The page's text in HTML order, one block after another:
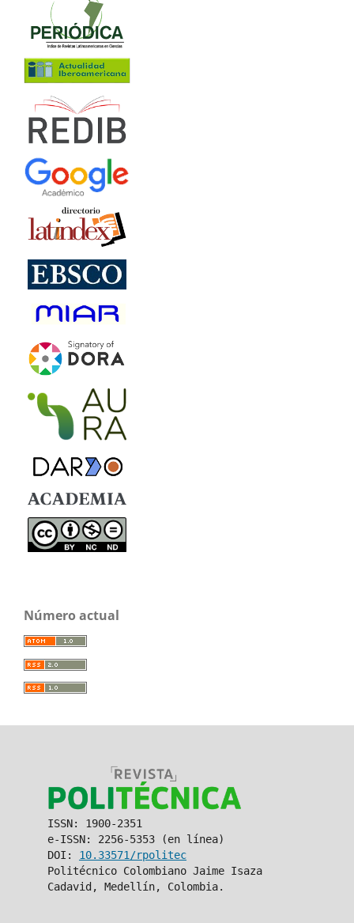
Número actual
ISSN: 1900-2351
e-ISSN: 2256-5353 (en línea)
DOI: 10.33571/rpolitec
Politécnico Colombiano Jaime Isaza
Cadavid, Medellín, Colombia.